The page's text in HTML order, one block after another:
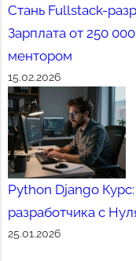
Стань Fullstack-
Зарплата от 250
ментором
15.02.2026
Python Django
разработчика с
25.01.2026